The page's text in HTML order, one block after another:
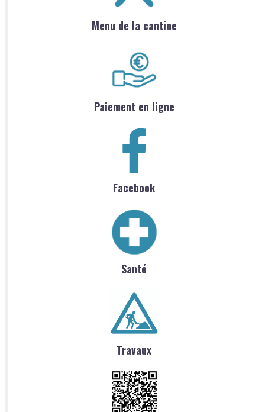
Menu de la cantine
Paiement en ligne
Facebook
Santé
Travaux